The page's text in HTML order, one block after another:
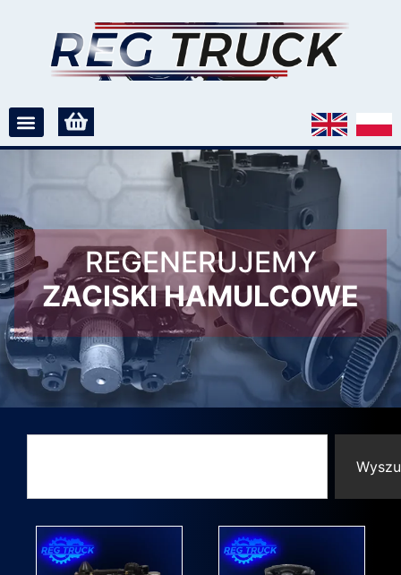
REGENERUJEMY
ZACISKI HAMULCOWE